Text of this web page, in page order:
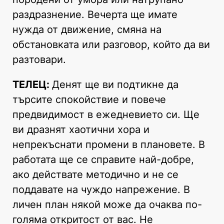
раздразнение. Вечерта ще имате
нужда от движение, смяна на
обстановката или разговор, който да ви
разтовари.
ТЕЛЕЦ: Денят ще ви подтикне да
търсите спокойствие и повече
предвидимост в ежедневието си. Ще
ви дразнят хаотични хора и
непрекъснати промени в плановете. В
работата ще се справите най-добре,
ако действате методично и не се
поддавате на чуждо напрежение. В
личен план някой може да очаква по-
голяма откритост от вас. Не